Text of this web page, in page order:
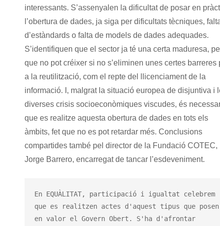
interessants. S’assenyalen la dificultat de posar en
l’obertura de dades, ja siga per dificultats tècniques,
d’estàndards o falta de models de dades adequades.
S’identifiquen que el sector ja té una certa maduresa,
que no pot créixer si no s’eliminen unes certes barreres
a la reutilització, com el repte del llicenciament de la
informació. I, malgrat la situació europea de disjuntiva i
diverses crisis socioeconòmiques viscudes, és
que es realitze aquesta obertura de dades en tots els
àmbits, fet que no es pot retardar més. Conclusions
compartides també pel director de la Fundació COTEC,
Jorge Barrero, encarregat de tancar l’esdeveniment.
En EQUÀLITAT, participació i igualtat celebrem
que es realitzen actes d'aquest tipus que posen
en valor el Govern Obert. S'ha d'afrontar